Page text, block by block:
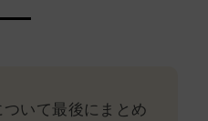
いて最後にまとめ